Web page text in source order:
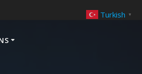
Turkish ▼